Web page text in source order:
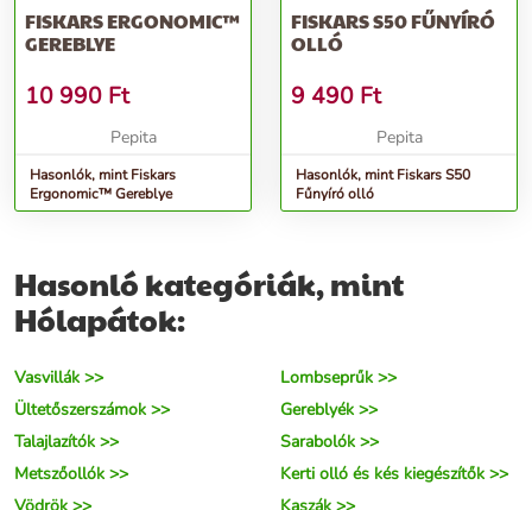
FISKARS ERGONOMIC™
GEREBLYE
10 990 Ft
Pepita
Hasonlók, mint Fiskars
Ergonomic™ Gereblye
FISKARS S50 FŰNYÍRÓ
OLLÓ
9 490 Ft
Pepita
Hasonlók, mint Fiskars S50
Fűnyíró olló
Hasonló kategóriák, mint
Hólapátok:
Vasvillák >>
Lombseprűk >>
Ültetőszerszámok >>
Gereblyék >>
Talajlazítók >>
Sarabolók >>
Metszőollók >>
Kerti olló és kés kiegészítők >>